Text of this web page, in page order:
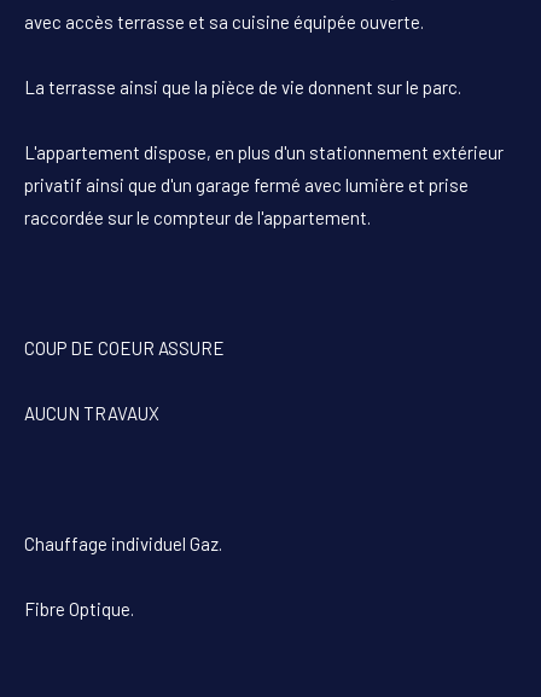
avec accès terrasse et sa cuisine équipée ouverte.
La terrasse ainsi que la pièce de vie donnent sur le parc.
L'appartement dispose, en plus d'un stationnement extérieur
privatif ainsi que d'un garage fermé avec lumière et prise
raccordée sur le compteur de l'appartement.
COUP DE COEUR ASSURE
AUCUN TRAVAUX
Chauffage individuel Gaz.
Fibre Optique.